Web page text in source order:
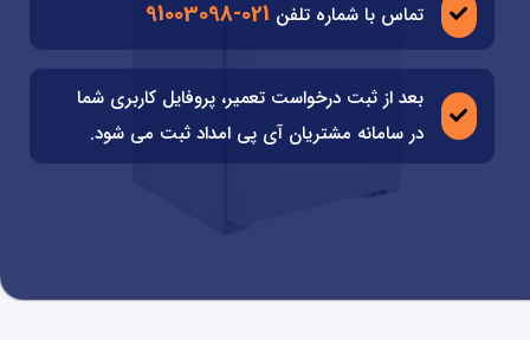
تماس با شماره تلفن 021-91003098
بعد از ثبت درخواست تعمیر، پروفایل کاربری شما
در سامانه مشتریان آی پی امداد ثبت می شود.